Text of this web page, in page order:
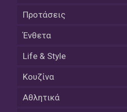
Προτάσεις
Ένθετα
Life & Style
Κουζίνα
Αθλητικά